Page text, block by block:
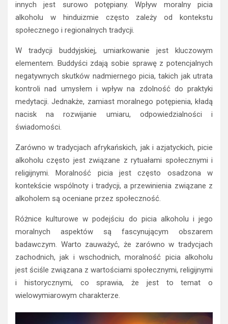
innych jest surowo potępiany. Wpływ moralny picia
alkoholu w hinduizmie często zależy od kontekstu
społecznego i regionalnych tradycji.
W tradycji buddyjskiej, umiarkowanie jest kluczowym
elementem. Buddyści zdają sobie sprawę z potencjalnych
negatywnych skutków nadmiernego picia, takich jak utrata
kontroli nad umysłem i wpływ na zdolność do praktyki
medytacji. Jednakże, zamiast moralnego potępienia, kładą
nacisk na rozwijanie umiaru, odpowiedzialności i
świadomości.
Zarówno w tradycjach afrykańskich, jak i azjatyckich, picie
alkoholu często jest związane z rytuałami społecznymi i
religijnymi. Moralność picia jest często osadzona w
kontekście wspólnoty i tradycji, a przewinienia związane z
alkoholem są oceniane przez społeczność.
Różnice kulturowe w podejściu do picia alkoholu i jego
moralnych aspektów są fascynującym obszarem
badawczym. Warto zauważyć, że zarówno w tradycjach
zachodnich, jak i wschodnich, moralność picia alkoholu
jest ściśle związana z wartościami społecznymi, religijnymi
i historycznymi, co sprawia, że jest to temat o
wielowymiarowym charakterze.